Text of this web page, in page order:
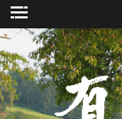
Skip
to
content